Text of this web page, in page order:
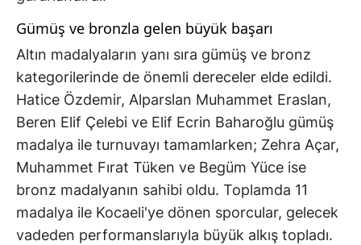
Gümüş ve bronzla gelen büyük başarı
Altın madalyaların yanı sıra gümüş ve bronz
kategorilerinde de önemli dereceler elde edildi.
Hatice Özdemir, Alparslan Muhammet Eraslan,
Beren Elif Çelebi ve Elif Ecrin Baharoğlu gümüş
madalya ile turnuvayı tamamlarken; Zehra Açar,
Muhammet Fırat Tüken ve Begüm Yüce ise
bronz madalyanın sahibi oldu. Toplamda 11
madalya ile Kocaeli'ye dönen sporcular, gelecek
vadeden performanslarıyla büyük alkış topladı.